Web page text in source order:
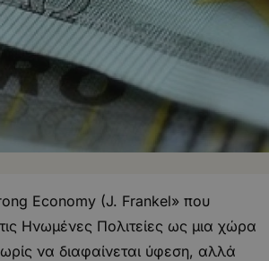
Economy (J. Frankel» που
Ηνωμένες Πολιτείες ως μια χώρα
να διαφαίνεται ύφεση, αλλά